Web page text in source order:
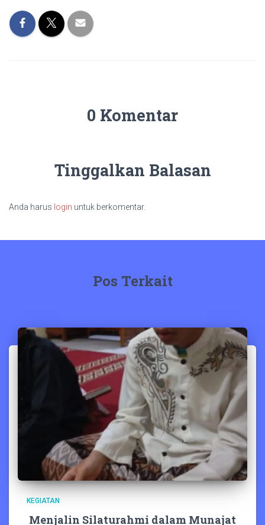
0 Komentar
Tinggalkan Balasan
Anda harus login untuk berkomentar.
Pos Terkait
KEGIATAN
Menjalin Silaturahmi dalam Munajat